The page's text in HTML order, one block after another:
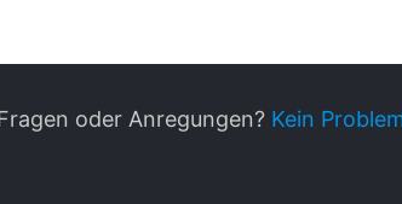
oder Anregungen? Kein